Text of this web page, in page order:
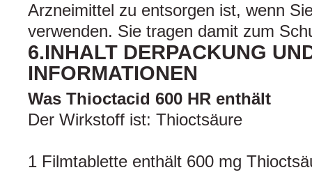
Arzneimittel zu entsorgen ist, wenn
verwenden. Sie tragen damit zum
6.INHALT DERPACKUNG
INFORMATIONEN
Was Thioctacid 600 HR enthält
Der Wirkstoff ist: Thioctsäure
1 Filmtablette enthält 600 mg